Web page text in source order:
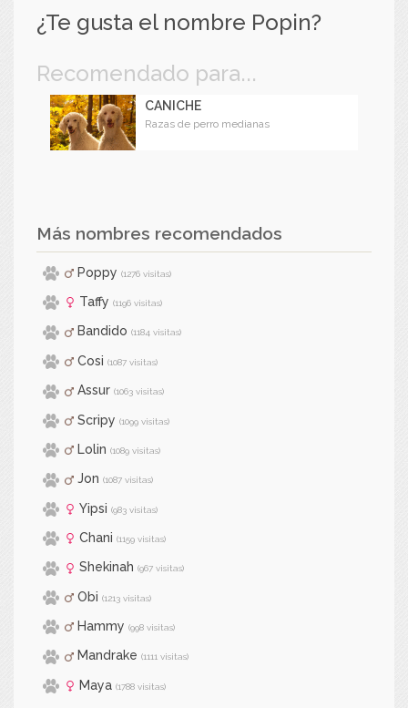
¿Te gusta el nombre Popin?
Recomendado para...
CANICHE
Razas de perro medianas
Más nombres recomendados
Poppy (1276 visitas)
Taffy (1196 visitas)
Bandido (1184 visitas)
Cosi (1087 visitas)
Assur (1063 visitas)
Scripy (1099 visitas)
Lolin (1089 visitas)
Jon (1087 visitas)
Yipsi (983 visitas)
Chani (1159 visitas)
Shekinah (967 visitas)
Obi (1213 visitas)
Hammy (998 visitas)
Mandrake (1111 visitas)
Maya (1788 visitas)